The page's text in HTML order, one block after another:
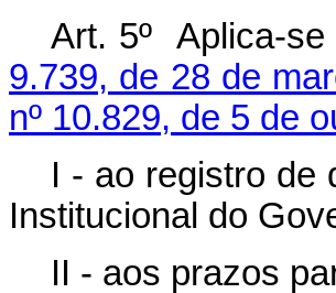
Art. 5º Aplica-
9.739, de 28 de
nº 10.829, de 5 de
I - ao registro de
Institucional do
II - aos prazos